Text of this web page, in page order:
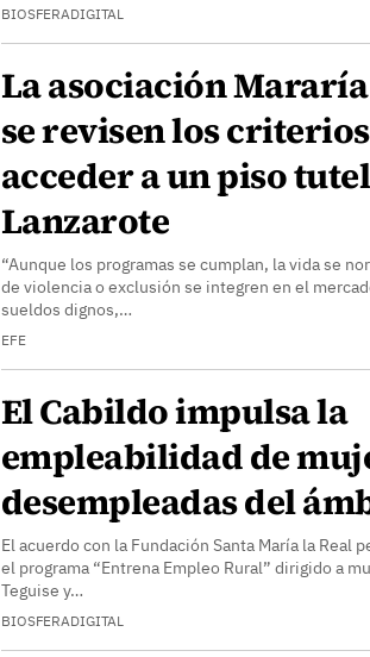
BIOSFERADIGITAL
La asociación
se revisen los
acceder a un piso
Lanzarote
“Aunque los programas se cumplan, la vida se
de violencia o exclusión se integren en el
sueldos dignos,…
EFE
El Cabildo impulsa la
empleabilidad de
desempleadas del
El acuerdo con la Fundación Santa María la Real
el programa “Entrena Empleo Rural” dirigido a
Teguise y…
BIOSFERADIGITAL